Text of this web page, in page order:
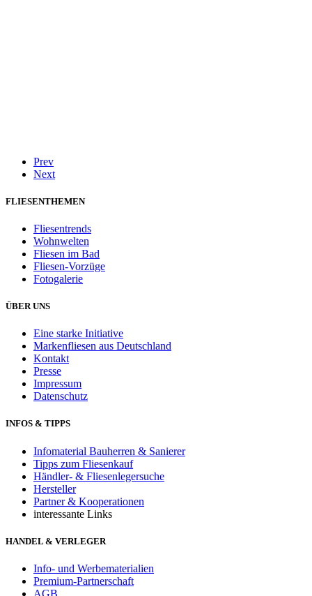
Prev
Next
FLIESENTHEMEN
Fliesentrends
Wohnwelten
Fliesen im Bad
Fliesen-Vorzüge
Fotogalerie
ÜBER UNS
Eine starke Initiative
Markenfliesen aus Deutschland
Kontakt
Presse
Impressum
Datenschutz
INFOS & TIPPS
Infomaterial Bauherren & Sanierer
Tipps zum Fliesenkauf
Händler- & Fliesenlegersuche
Hersteller
Partner & Kooperationen
interessante Links
HANDEL & VERLEGER
Info- und Werbematerialien
Premium-Partnerschaft
AGB